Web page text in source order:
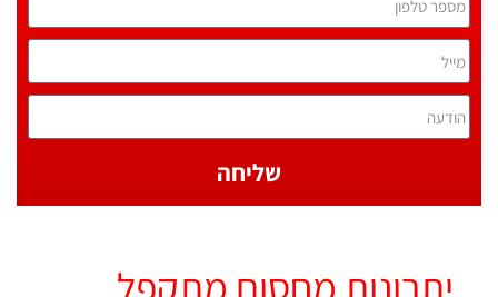
שליחה
יתרונות מחסום מתקפל